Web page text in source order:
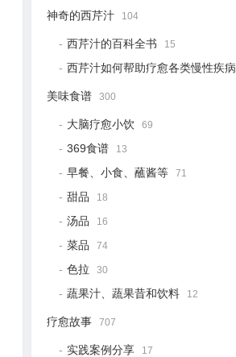
神奇的西芹汁 104
西芹汁的百科全书 15
西芹汁如何帮助疗愈各类慢性疾病
美味食谱 300
大脑疗愈小饮 69
369食谱 13
早餐、小食、蘸酱等 71
甜品 18
汤品 16
菜品 74
色拉 30
蔬果汁、蔬果昔和饮料 12
疗愈故事 707
实践案例分享 17